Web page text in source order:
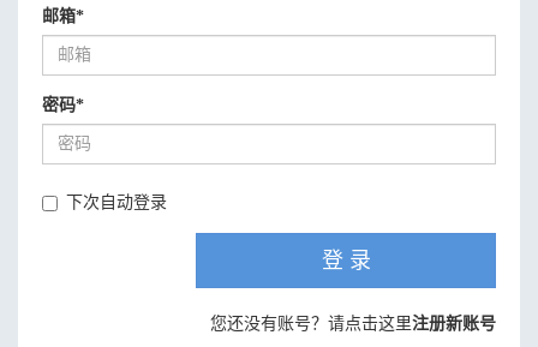
邮箱*
密码*
下次自动登录
登 录
您还没有账号？请点击这里注册新账号